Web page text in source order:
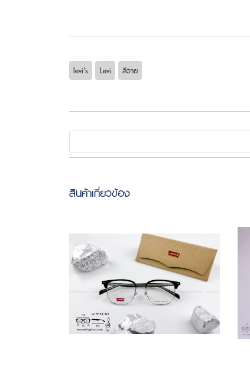
levi's Levi ลีวาย
สินค้าเกี่ยวข้อง